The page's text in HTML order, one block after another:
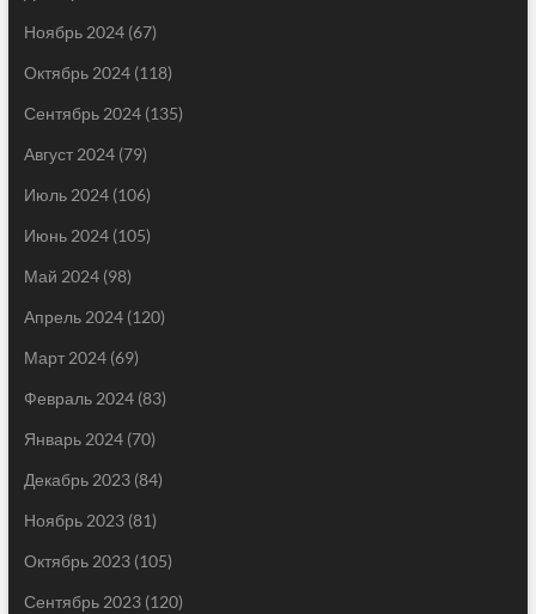
Ноябрь 2024(67)
Октябрь 2024(118)
Сентябрь 2024(135)
Август 2024(79)
Июль 2024(106)
Июнь 2024(105)
Май 2024(98)
Апрель 2024(120)
Март 2024(69)
Февраль 2024(83)
Январь 2024(70)
Декабрь 2023(84)
Ноябрь 2023(81)
Октябрь 2023(105)
Сентябрь 2023(120)